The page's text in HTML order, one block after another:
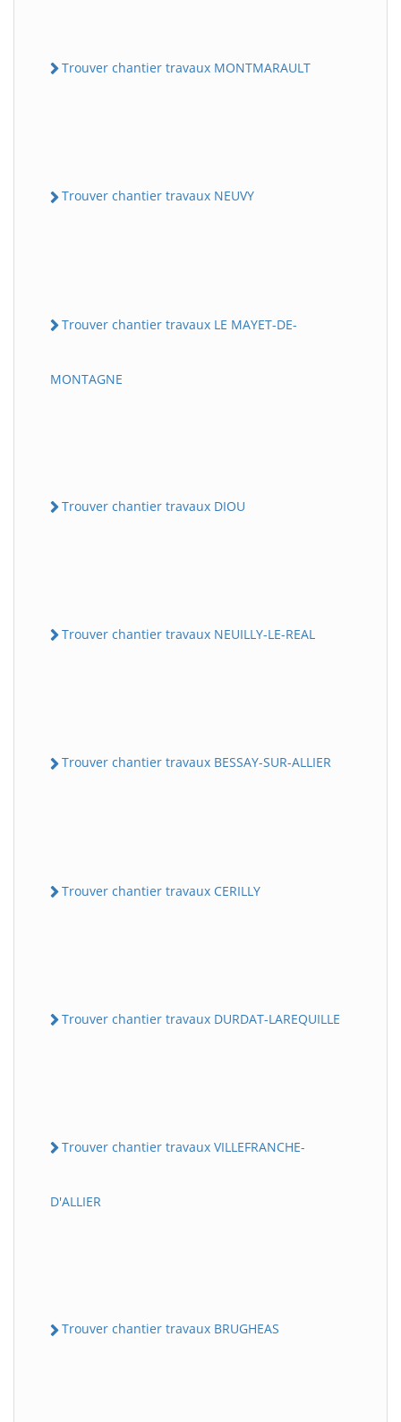
Trouver chantier travaux MONTMARAULT
Trouver chantier travaux NEUVY
Trouver chantier travaux LE MAYET-DE-
MONTAGNE
Trouver chantier travaux DIOU
Trouver chantier travaux NEUILLY-LE-REAL
Trouver chantier travaux BESSAY-SUR-ALLIER
Trouver chantier travaux CERILLY
Trouver chantier travaux DURDAT-LAREQUILLE
Trouver chantier travaux VILLEFRANCHE-
D'ALLIER
Trouver chantier travaux BRUGHEAS